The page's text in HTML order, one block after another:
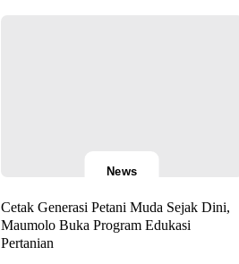
News
Cetak Generasi Petani Muda Sejak Dini,
Maumolo Buka Program Edukasi
Pertanian